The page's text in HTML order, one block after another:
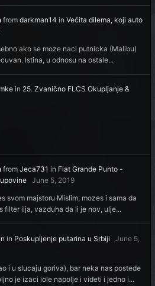
from darkman14 in Večita dilema, koji auto
ako se moze naci putnicka (Malibu)
Istina, u odnosu na ostale...
in 25. Zvanično FLCS Okupljanje &
from Jeca731 in Fiat Grande Punto -
June 5, 2019
svom majstoru Mislim, mozes i sama da
filter ilja, vazduha da li je nov, ulje...
in Poskupljenje putarina u Srbiji
June 5,
i u slucaju goriva), bar neka nas postede
je izaci iole napolje i videti i jedno i...